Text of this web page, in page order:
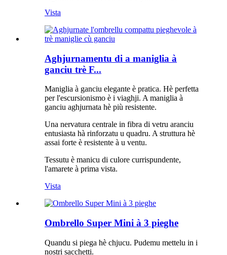
Vista
Aghjurnamentu di a maniglia à
ganciu trè F...
Maniglia à ganciu elegante è pratica. Hè perfetta
per l'escursionismo è i viaghji. A maniglia à
ganciu aghjurnata hè più resistente.
Una nervatura centrale in fibra di vetru aranciu
entusiasta hà rinforzatu u quadru. A struttura hè
assai forte è resistente à u ventu.
Tessutu è manicu di culore currispundente,
l'amarete à prima vista.
Vista
Ombrello Super Mini à 3 pieghe
Quandu si piega hè chjucu. Pudemu mettelu in i
nostri sacchetti.